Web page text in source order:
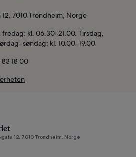
12, 7010 Trondheim, Norge
kl. 06.30–21.00. Tirsdag,
kl. 10.00–19.00
83 18 00
12, 7010 Trondheim, Norge